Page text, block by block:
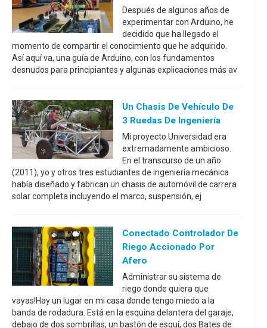
Después de algunos años de
experimentar con Arduino, he
decidido que ha llegado el
momento de compartir el conocimiento que he adquirido.
Así aquí va, una guía de Arduino, con los fundamentos
desnudos para principiantes y algunas explicaciones más av
Un Chasis De Vehículo De
3 Ruedas De Ingeniería
Mi proyecto Universidad era
extremadamente ambicioso.
En el transcurso de un año
(2011), yo y otros tres estudiantes de ingeniería mecánica
había diseñado y fabrican un chasis de automóvil de carrera
solar completa incluyendo el marco, suspensión, ej
Conectado Controlador De
Riego Accionado Por
Afero
Administrar su sistema de
riego donde quiera que
vayas!Hay un lugar en mi casa donde tengo miedo a la
banda de rodadura. Está en la esquina delantera del garaje,
debajo de dos sombrillas, un bastón de esquí, dos Bates de